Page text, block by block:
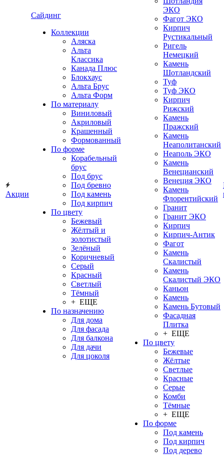
Акции
Сайдинг
Коллекции
Аляска
Альта
Классика
Канада Плюс
Блокхаус
Альта Брус
Альта Форм
По материалу
Виниловый
Акриловый
Крашенный
Формованный
По форме
Корабельный
брус
Под брус
Под бревно
Под камень
Под кирпич
По цвету
Бежевый
Жёлтый и
золотистый
Зелёный
Коричневый
Серый
Красный
Светлый
Тёмный
+ ЕЩЕ
По назначению
Для дома
Для фасада
Для балкона
Для дачи
Для цоколя
ЭКО
Фагот ЭКО
Кирпич
Рустикальный
Ригель
Немецкий
Камень
Шотландский
Туф
Туф ЭКО
Кирпич
Рижский
Камень
Пражский
Камень
Неаполитанский
Неаполь ЭКО
Камень
Венецианский
Венеция ЭКО
Камень
Флорентийский
Гранит
Гранит ЭКО
Кирпич
Кирпич-Антик
Фагот
Камень
Скалистый
Камень
Скалистый ЭКО
Каньон
Камень
Камень Бутовый
Фасадная
Плитка
+ ЕЩЕ
По цвету
Бежевые
Жёлтые
Светлые
Красные
Серые
Комби
Тёмные
+ ЕЩЕ
По форме
Под камень
Под кирпич
Под дерево